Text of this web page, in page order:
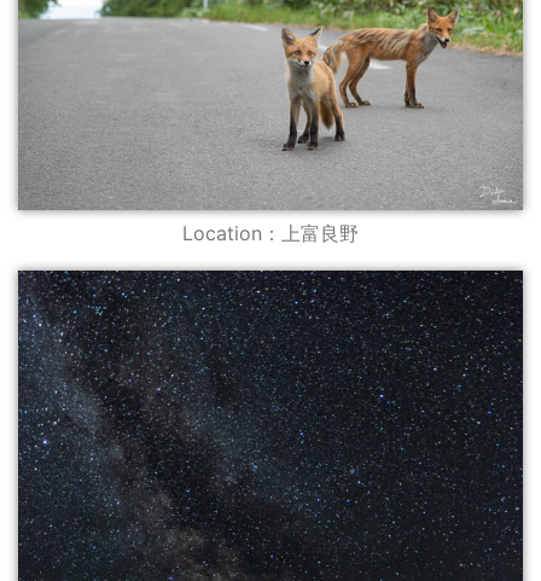
Location：上富良野